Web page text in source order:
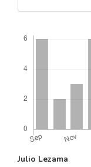
Julio Lezama